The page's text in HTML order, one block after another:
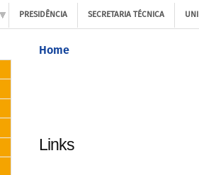
PRESIDÊNCIA SECRETARIA TÉCNICA
Home
Links